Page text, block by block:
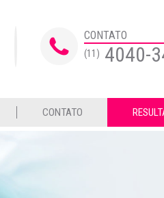
CONTATO
(11) 4040-
CONTATO